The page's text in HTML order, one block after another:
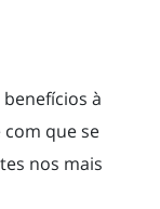
à
que se
nos mais